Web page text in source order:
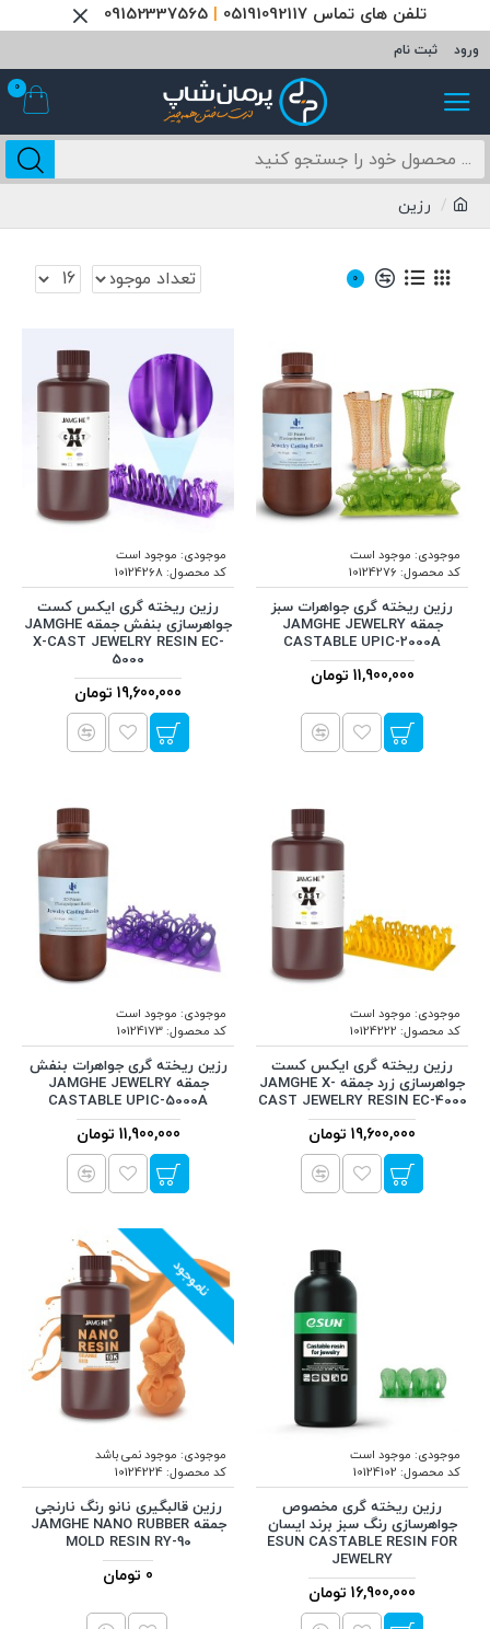
تلفن های تماس 05191092117 09152337565
ورود ثبت نام
0
رزین
0
موجودی: موجود است
کد محصول: 10124276
رزین ریخته گری جواهرات سبز
جمقه JAMGHE JEWELRY
CASTABLE UPIC-2000A
11,900,000 تومان
موجودی: موجود است
کد محصول:10124268
رزین ریخته گری ایکس کست
جواهرسازی بنفش جمقه JAMGHE
X-CAST JEWELRY RESIN EC-
5000
19,600,000 تومان
موجودی: موجود است
کد محصول: 10124222
رزین ریخته گری ایکس کست
جواهرسازی زرد جمقه JAMGHE X-
CAST JEWELRY RESIN EC-4000
19,600,000 تومان
موجودی: موجود است
کد محصول:10124173
رزین ریخته گری جواهرات بنفش
جمقه JAMGHE JEWELRY
CASTABLE UPIC-5000A
11,900,000 تومان
موجودی: موجود است
کد محصول: 10124102
رزین ریخته گری مخصوص
جواهرسازی رنگ سبز برند ایسان
ESUN CASTABLE RESIN FOR
JEWELRY
16,900,000 تومان
ناموجود
موجودی: موجود نمی باشد
کد محصول:10124224
رزین قالبگیری نانو رنگ نارنجی
جمقه JAMGHE NANO RUBBER
MOLD RESIN RY-90
0 تومان